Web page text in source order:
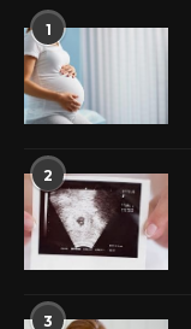
1
2
3